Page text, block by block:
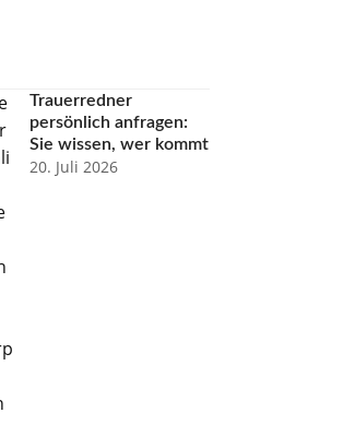
Trauerredner
persönlich anfragen:
Sie wissen, wer kommt
20. Juli 2026